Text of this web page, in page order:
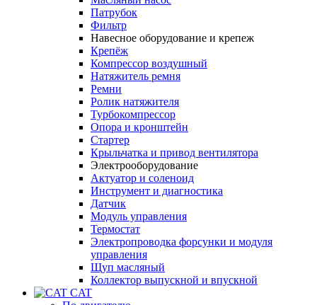
Патрубок
Фильтр
Навесное оборудование и крепеж
Крепёж
Компрессор воздушный
Натяжитель ремня
Ремни
Ролик натяжителя
Турбокомпрессор
Опора и кронштейн
Стартер
Крыльчатка и привод вентилятора
Электрооборудование
Актуатор и соленоид
Инструмент и диагностика
Датчик
Модуль управления
Термостат
Электропроводка форсунки и модуля
управления
Щуп масляный
Коллектор выпускной и впускной
CAT